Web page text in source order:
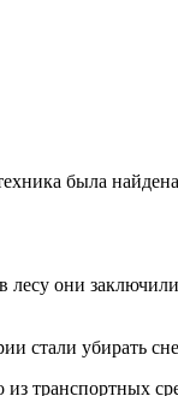
была
они
стали убирать
транспортных